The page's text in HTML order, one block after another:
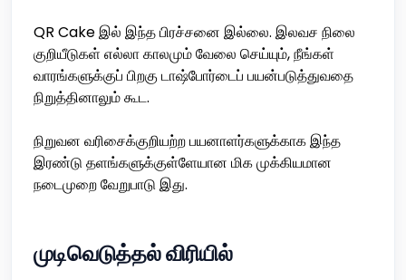
QR Cake இல் இந்த பிரச்சனை இல்லை. இலவச நிலை
குறியீடுகள் எல்லா காலமும் வேலை செய்யும், நீங்கள்
வாரங்களுக்குப் பிறகு டாஷ்போர்டைப் பயன்படுத்துவதை
நிறுத்தினாலும் கூட.
நிறுவன வரிசைக்குறியற்ற பயனாளர்களுக்காக இந்த
இரண்டு தளங்களுக்குள்ளேயான மிக முக்கியமான
நடைமுறை வேறுபாடு இது.
முடிவெடுத்தல் விரியில்